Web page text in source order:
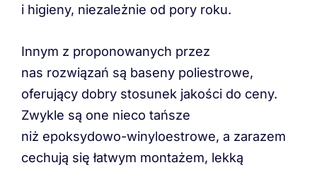
i higieny, niezależnie od pory roku.
Innym z proponowanych przez
nas rozwiązań są baseny poliestrowe,
oferujący dobry stosunek jakości do ceny.
Zwykle są one nieco tańsze
niż epoksydowo-winyloestrowe, a zarazem
cechują się łatwym montażem, lekką